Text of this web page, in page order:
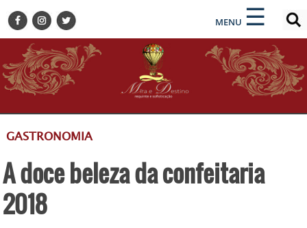
MENU ☰
×
BELEZA
BUSINESS E NEGÓCIOS
CULTURA
DESTINOS
GASTRONOMIA
HOTELARIA
×
ENCONTRE SUA NOTÍCIA
GASTRONOMIA
A doce beleza da confeitaria
2018